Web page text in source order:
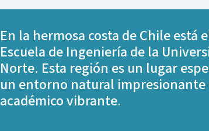
En la hermosa costa de Chile está
Escuela de Ingeniería de la
Norte. Esta región es un lugar
un entorno natural
académico vibrante.